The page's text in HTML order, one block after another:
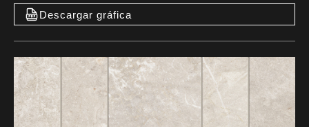
Descargar gráfica